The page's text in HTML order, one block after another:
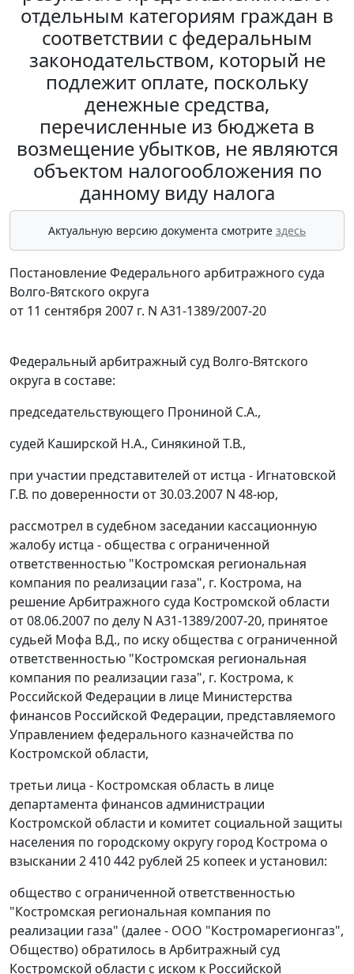
отдельным категориям граждан в
соответствии с федеральным
законодательством, который не
подлежит оплате, поскольку
денежные средства,
перечисленные из бюджета в
возмещение убытков, не являются
объектом налогообложения по
данному виду налога
Актуальную версию документа смотрите здесь
Постановление Федерального арбитражного суда
Волго-Вятского округа
от 11 сентября 2007 г. N А31-1389/2007-20
Федеральный арбитражный суд Волго-Вятского
округа в составе:
председательствующего Прониной С.А.,
судей Каширской Н.А., Синякиной Т.В.,
при участии представителей от истца - Игнатовской
Г.В. по доверенности от 30.03.2007 N 48-юр,
рассмотрел в судебном заседании кассационную
жалобу истца - общества с ограниченной
ответственностью "Костромская региональная
компания по реализации газа", г. Кострома, на
решение Арбитражного суда Костромской области
от 08.06.2007 по делу N А31-1389/2007-20, принятое
судьей Мофа В.Д., по иску общества с ограниченной
ответственностью "Костромская региональная
компания по реализации газа", г. Кострома, к
Российской Федерации в лице Министерства
финансов Российской Федерации, представляемого
Управлением федерального казначейства по
Костромской области,
третьи лица - Костромская область в лице
департамента финансов администрации
Костромской области и комитет социальной защиты
населения по городскому округу город Кострома о
взыскании 2 410 442 рублей 25 копеек и установил:
общество с ограниченной ответственностью
"Костромская региональная компания по
реализации газа" (далее - ООО "Костромарегионгаз",
Общество) обратилось в Арбитражный суд
Костромской области с иском к Российской